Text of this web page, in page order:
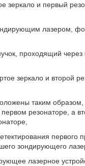
зеркало и первый
лазером,
проходящий через
зеркало и второй
таким
резонаторе, а
первого
зондирующего
лазерное